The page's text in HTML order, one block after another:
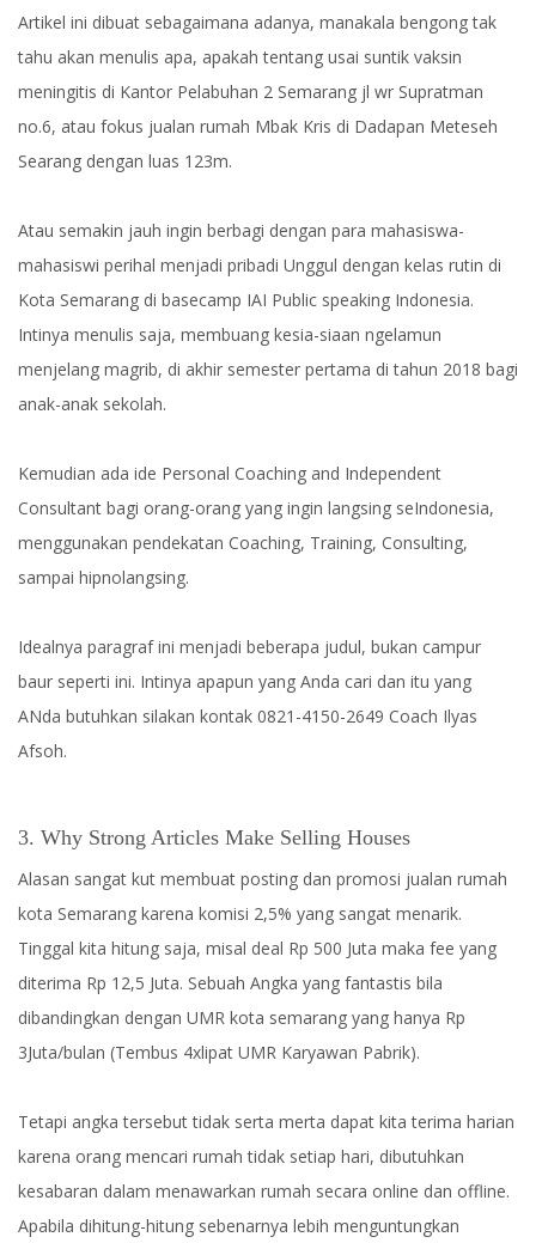
Artikel ini dibuat sebagaimana adanya, manakala bengong tak
tahu akan menulis apa, apakah tentang usai suntik vaksin
meningitis di Kantor Pelabuhan 2 Semarang jl wr Supratman
no.6, atau fokus jualan rumah Mbak Kris di Dadapan Meteseh
Searang dengan luas 123m.
Atau semakin jauh ingin berbagi dengan para mahasiswa-
mahasiswi perihal menjadi pribadi Unggul dengan kelas rutin di
Kota Semarang di basecamp IAI Public speaking Indonesia.
Intinya menulis saja, membuang kesia-siaan ngelamun
menjelang magrib, di akhir semester pertama di tahun 2018 bagi
anak-anak sekolah.
Kemudian ada ide Personal Coaching and Independent
Consultant bagi orang-orang yang ingin langsing seIndonesia,
menggunakan pendekatan Coaching, Training, Consulting,
sampai hipnolangsing.
Idealnya paragraf ini menjadi beberapa judul, bukan campur
baur seperti ini. Intinya apapun yang Anda cari dan itu yang
ANda butuhkan silakan kontak 0821-4150-2649 Coach Ilyas
Afsoh.
3. Why Strong Articles Make Selling Houses
Alasan sangat kut membuat posting dan promosi jualan rumah
kota Semarang karena komisi 2,5% yang sangat menarik.
Tinggal kita hitung saja, misal deal Rp 500 Juta maka fee yang
diterima Rp 12,5 Juta. Sebuah Angka yang fantastis bila
dibandingkan dengan UMR kota semarang yang hanya Rp
3Juta/bulan (Tembus 4xlipat UMR Karyawan Pabrik).
Tetapi angka tersebut tidak serta merta dapat kita terima harian
karena orang mencari rumah tidak setiap hari, dibutuhkan
kesabaran dalam menawarkan rumah secara online dan offline.
Apabila dihitung-hitung sebenarnya lebih menguntungkan